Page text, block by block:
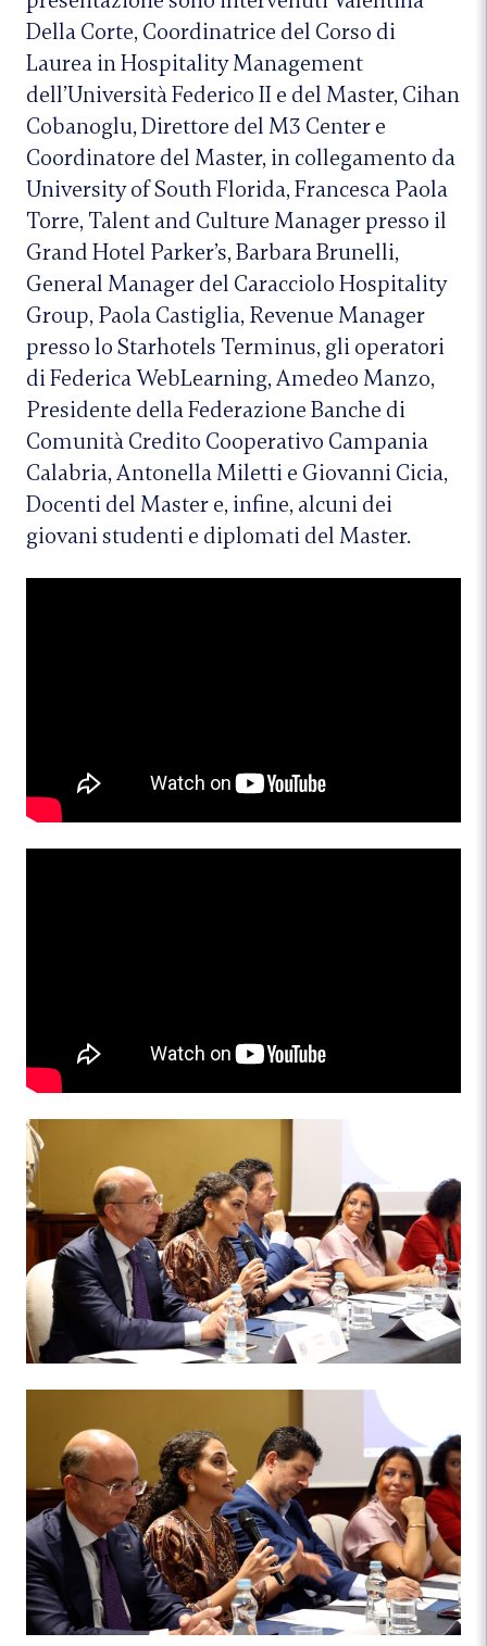
Della Corte, Coordinatrice del Corso di
Laurea in Hospitality Management
dell’Università Federico II e del Master, Cihan
Cobanoglu, Direttore del M3 Center e
Coordinatore del Master, in collegamento da
University of South Florida, Francesca Paola
Torre, Talent and Culture Manager presso il
Grand Hotel Parker’s, Barbara Brunelli,
General Manager del Caracciolo Hospitality
Group, Paola Castiglia, Revenue Manager
presso lo Starhotels Terminus, gli operatori
di Federica WebLearning, Amedeo Manzo,
Presidente della Federazione Banche di
Comunità Credito Cooperativo Campania
Calabria, Antonella Miletti e Giovanni Cicia,
Docenti del Master e, infine, alcuni dei
giovani studenti e diplomati del Master.